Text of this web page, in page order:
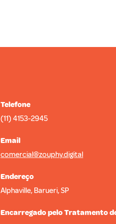
Telefone
(11) 4153-2945
Email
comercial@zouphy.digital
Endereço
Alphaville, Barueri, SP
Encarregado pelo Tratamento